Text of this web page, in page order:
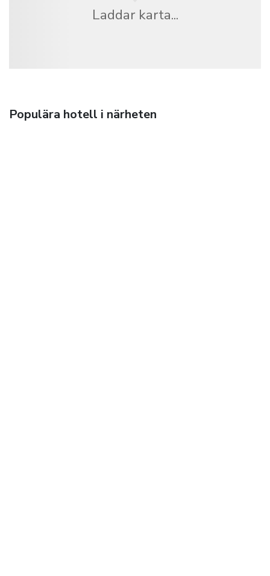
Laddar karta...
Populära hotell i närheten